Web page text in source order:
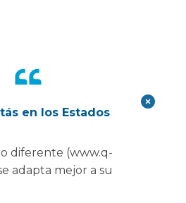
abordado la
del sitio en el
integrarlo, lo
en los Estados
diferente (www.q-
adapta mejor a su